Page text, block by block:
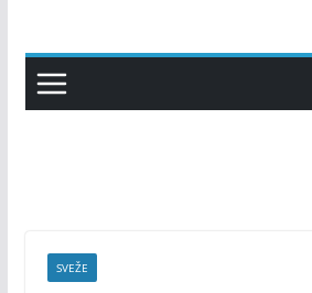
content
SVEŽE